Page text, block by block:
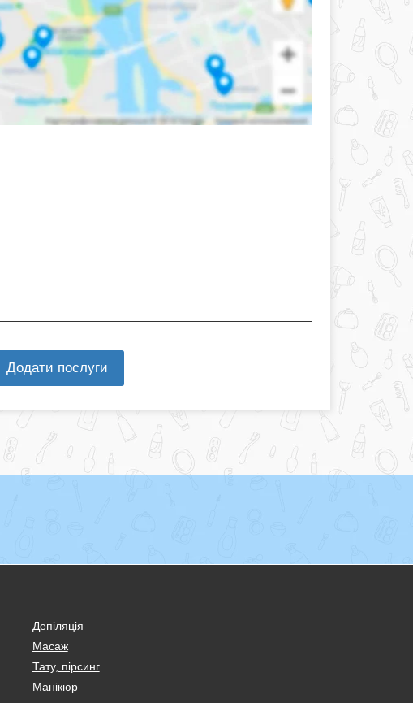
Додати послуги
Депіляція
Масаж
Тату, пірсинг
Манікюр